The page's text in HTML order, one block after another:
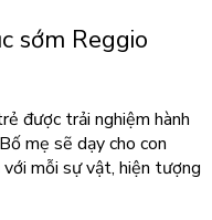
sớm Reggio
được trải nghiệm hành
mẹ sẽ dạy cho con
mỗi sự vật, hiện tượng